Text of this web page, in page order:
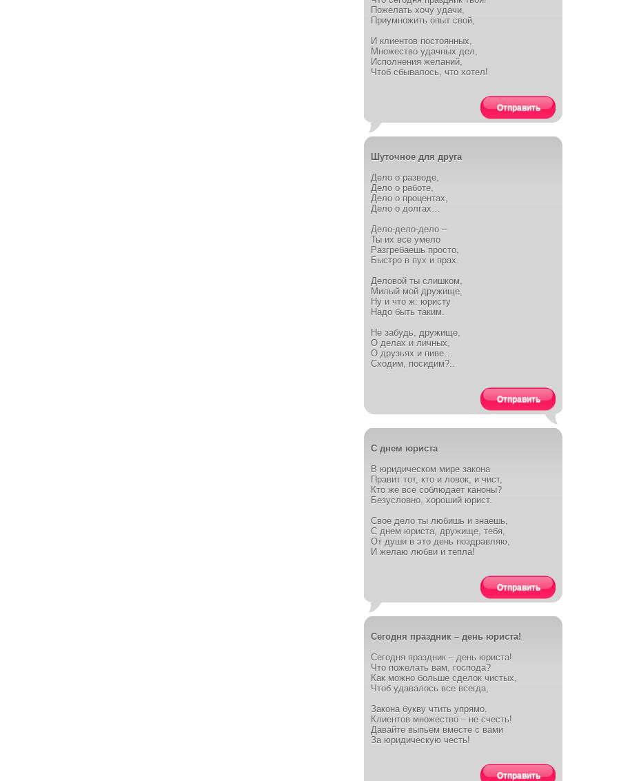
Пожелать хочу удачи,
Приумножить опыт свой,
И клиентов постоянных,
Множество удачных дел,
Исполнения желаний,
Чтоб сбывалось, что хотел!
Отправить
Шуточное для друга
Дело о разводе,
Дело о работе,
Дело о процентах,
Дело о долгах…
Дело-дело-дело –
Ты их все умело
Разгребаешь просто,
Быстро в пух и прах.
Деловой ты слишком,
Милый мой дружище,
Ну и что ж: юристу
Надо быть таким.
Не забудь, дружище,
О делах и личных,
О друзьях и пиве…
Сходим, посидим?..
Отправить
С днем юриста
В юридическом мире закона
Правит тот, кто и ловок, и чист,
Кто же все соблюдает каноны?
Безусловно, хороший юрист.
Свое дело ты любишь и знаешь,
С днем юриста, дружище, тебя,
От души в это день поздравляю,
И желаю любви и тепла!
Отправить
Сегодня праздник – день юриста!
Сегодня праздник – день юриста!
Что пожелать вам, господа?
Как можно больше сделок чистых,
Чтоб удавалось все всегда,
Закона букву чтить упрямо,
Клиентов множество – не счесть!
Давайте выпьем вместе с вами
За юридическую честь!
Отправить